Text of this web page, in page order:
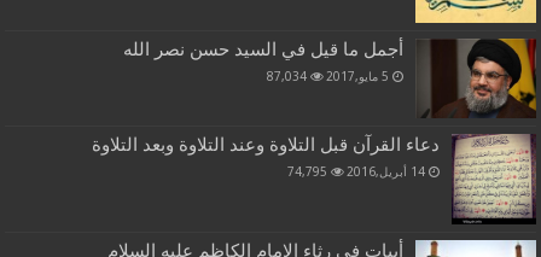
أجمل ما قيل في السيد حسن نصر الله
5 مايو,2017 87,034
دعاء القرآن قبل التلاوة وعند التلاوة وبعد التلاوة
14 أبريل,2016 74,795
أبيات في رثاء الامام الكاظم عليه السلام